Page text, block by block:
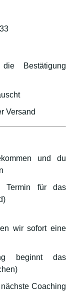
Bestätigung
Versand
und du
Termin für das
wir sofort eine
beginnt das
Coaching